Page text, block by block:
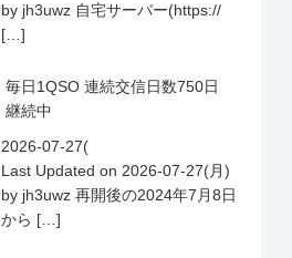
by jh3uwz 自宅サーバー(https://
[…]
毎日1QSO 連続交信日数750日
継続中
2026-07-27(
Last Updated on 2026-07-27(月)
by jh3uwz 再開後の2024年7月8日
から […]